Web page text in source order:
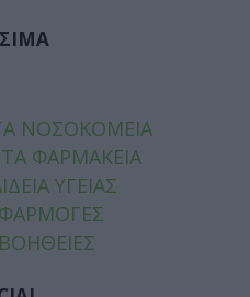
ΝΟΣΟΚΟΜΕΙΑ
ΦΑΡΜΑΚΕΙΑ
ΥΓΕΙΑΣ